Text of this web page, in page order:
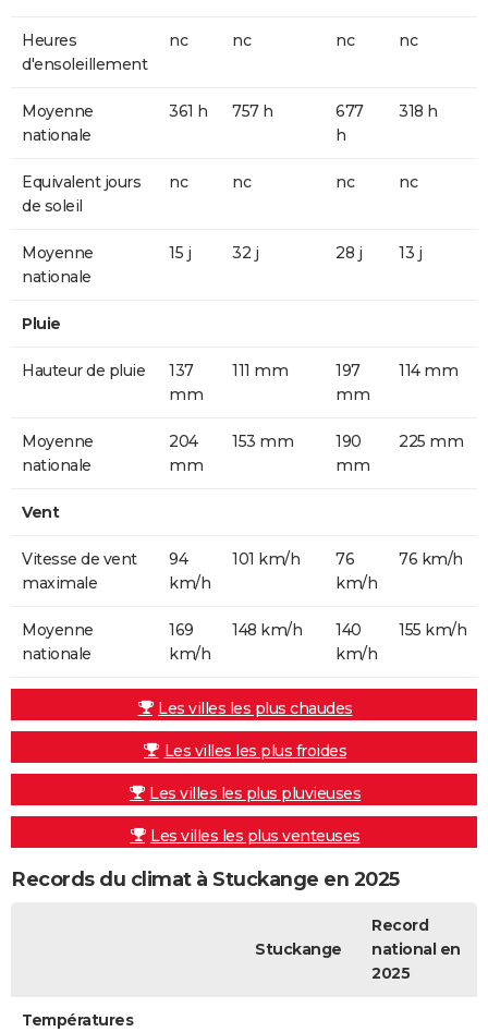
Heures
d'ensoleillement
nc nc nc nc
Moyenne
nationale
361 h 757 h
677
h
318 h
Equivalent jours
de soleil
nc nc nc nc
Moyenne
nationale
15 j 32 j 28 j 13 j
Pluie
Hauteur de pluie
137
mm
111 mm
197
mm
114 mm
Moyenne
nationale
204
mm
153 mm
190
mm
225 mm
Vent
Vitesse de vent
maximale
94
km/h
101 km/h
76
km/h
76 km/h
Moyenne
nationale
169
km/h
148 km/h
140
km/h
155 km/h
Les villes les plus chaudes
Les villes les plus froides
Les villes les plus pluvieuses
Les villes les plus venteuses
Records du climat à Stuckange en 2025
Stuckange
Record
national en
2025
Températures